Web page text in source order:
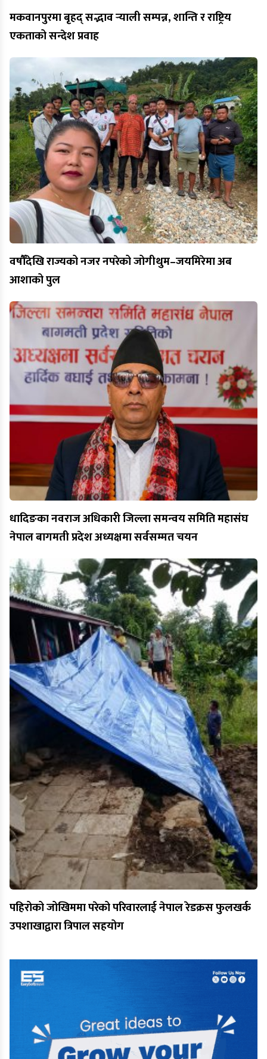
मकवानपुरमा बृहद् सद्भाव र्‍याली सम्पन्न, शान्ति र राष्ट्रिय
एकताको सन्देश प्रवाह
वर्षौँदेखि राज्यको नजर नपरेको जोगीथुम–जयमिरेमा अब
आशाको पुल
धादिङका नवराज अधिकारी जिल्ला समन्वय समिति महासंघ
नेपाल बागमती प्रदेश अध्यक्षमा सर्वसम्मत चयन
पहिरोको जोखिममा परेको परिवारलाई नेपाल रेडक्रस फुलखर्क
उपशाखाद्वारा त्रिपाल सहयोग